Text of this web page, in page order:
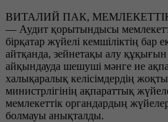
ВИТАЛИЙ ПАК,
— Аудит қорытындысы
бірқатар жүйелі кемшіліктің бар
айтқанда, зейнетақы алу
айқындауда шешуші мәнге ие
халықаралық келісімдердің
министрлігінің ақпараттық
мемлекеттік органдардың
болмауы анықталды.